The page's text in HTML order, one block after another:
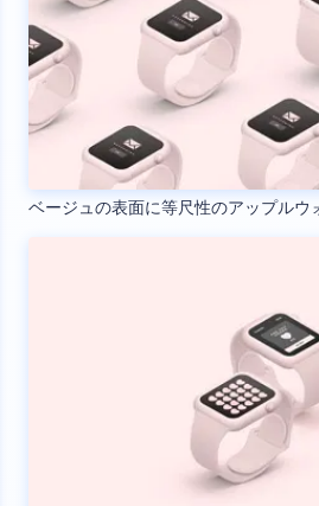
ベージュの表面に等尺性のアップルウ